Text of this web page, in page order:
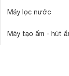
Máy lọc nước
Máy tạo ẩm - hút